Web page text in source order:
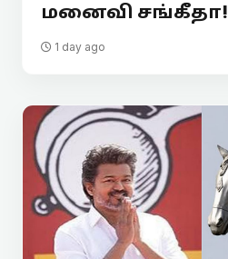
மனைவி சங்கீதா!
1 day ago